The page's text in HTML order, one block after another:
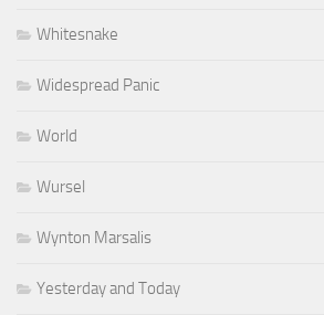
Whitesnake
Widespread Panic
World
Wursel
Wynton Marsalis
Yesterday and Today